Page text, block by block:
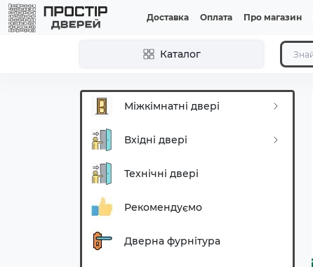
Доставка Оплата Про магазин
Каталог
Міжкімнатні двері
Вхідні двері
Технічні двері
Рекомендуємо
Дверна фурнітура